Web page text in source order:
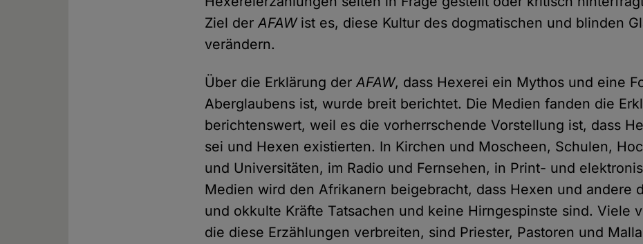
Ziel derAFAWist es, diese Kultur des dogmatischen und blinden
verändern.
Über die Erklärung derAFAW, dass Hexerei ein Mythos und eine
Aberglaubens ist, wurde breit berichtet. Die Medien fanden die
berichtenswert, weil es die vorherrschende Vorstellung ist, dass
sei und Hexen existierten. In Kirchen und Moscheen, Schulen,
und Universitäten, im Radio und Fernsehen, in Print- und
Medien wird den Afrikanern beigebracht, dass Hexen und andere
und okkulte Kräfte Tatsachen und keine Hirngespinste sind. Viele
die diese Erzählungen verbreiten, sind Priester, Pastoren und